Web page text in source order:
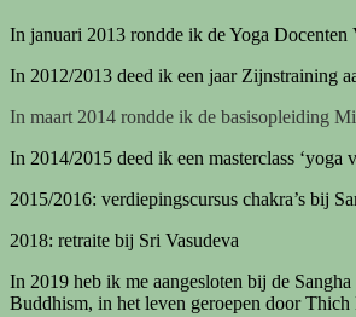
In januari 2013 rondde ik de Yoga
In 2012/2013 deed ik een jaar Zijnstraining
In maart 2014 rondde ik de basisopleiding
In 2014/2015 deed ik een masterclass ‘yoga
2015/2016: verdiepingscursus chakra’s bij
2018: retraite bij Sri Vasudeva
In 2019 heb ik me aangesloten bij de
Buddhism, in het leven geroepen door